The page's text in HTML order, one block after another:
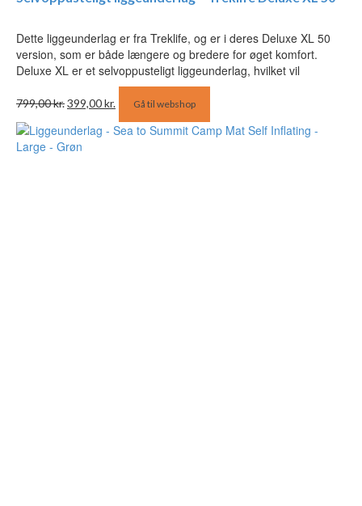
Dette liggeunderlag er fra Treklife, og er i deres Deluxe XL 50
version, som er både længere og bredere for øget komfort.
Deluxe XL er et selvoppusteligt liggeunderlag, hvilket vil
799,00kr.oprindelige
pris
var:
399,00kr.aktuelle
pris
Gå til webshop